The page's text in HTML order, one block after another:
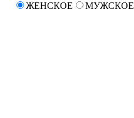
ЖЕНСКОЕ МУЖСКОЕ